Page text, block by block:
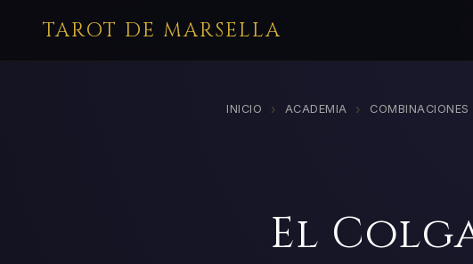
TAROT DE MARSELLA
INICIO › ACADEMIA › COMBINACIONES
El